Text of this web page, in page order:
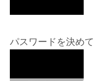
パスワードを決めて